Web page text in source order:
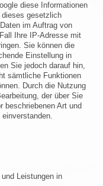
diese Informationen
dieses gesetzlich
im Auftrag von
Ihre IP-Adresse mit
Sie können die
Einstellung in
Sie jedoch darauf hin,
sämtliche Funktionen
Durch die Nutzung
der über Sie
beschriebenen Art und
Leistungen in